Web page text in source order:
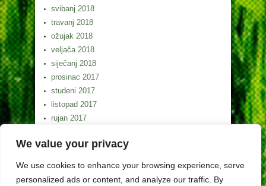
We value your privacy
We use cookies to enhance your browsing experience, serve
personalized ads or content, and analyze our traffic. By
svibanj 2018
travanj 2018
ožujak 2018
veljača 2018
siječanj 2018
prosinac 2017
studeni 2017
listopad 2017
rujan 2017
srpanj 2017